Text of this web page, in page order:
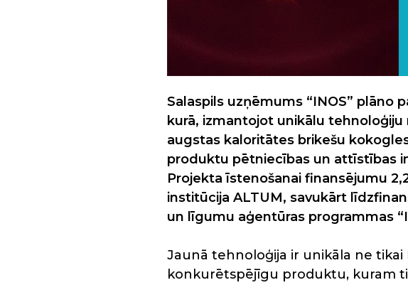
Salaspils uzņēmums “INOS” plāno
kurā, izmantojot unikālu
augstas kaloritātes brikešu
produktu pētniecības un attīstības
Projekta īstenošanai finansējumu
institūcija ALTUM, savukārt
un līgumu aģentūras programmas
Jaunā tehnoloģija ir unikāla ne tikai
konkurētspējīgu produktu, kuram